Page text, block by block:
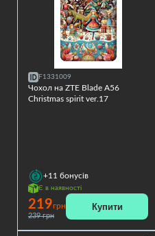
F1331009
Чохол на ZTE Blade A56
Christmas spirit ver.17
+11 бонусів
Є в наявності
219грн
239 грн
Купити